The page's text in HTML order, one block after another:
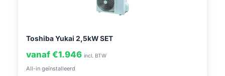
Toshiba Yukai 2,5kW SET
vanaf €1.946 incl. BTW
All-in geïnstalleerd